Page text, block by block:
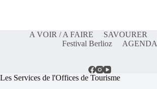
A VOIR / A FAIRE SAVOURER
Festival Berlioz
AGENDA
Les Services de l'Offices de Tourisme